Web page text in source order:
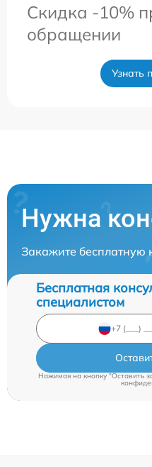
Скидка -10%
обращении
Узнать
Нужна
Закажите бесплатную
Бесплатная
специалистом
Нажимая на кнопку "Оставить